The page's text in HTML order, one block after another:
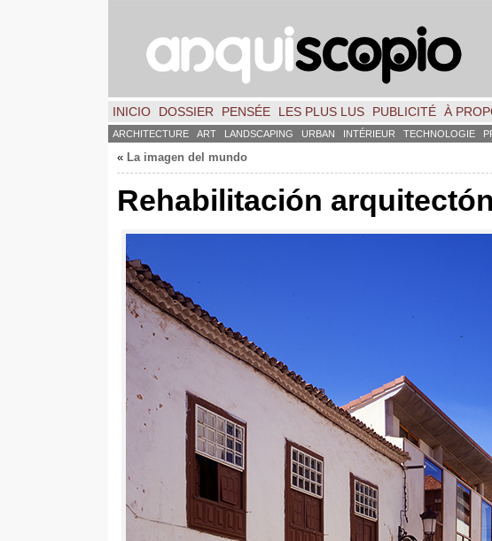
INICIO DOSSIER PENSÉE LES PLUS LUS PUBLICITÉ À
ARCHITECTURE ART LANDSCAPING URBAN INTÉRIEUR TECHNOLOGIE
« La imagen del mundo
Rehabilitación